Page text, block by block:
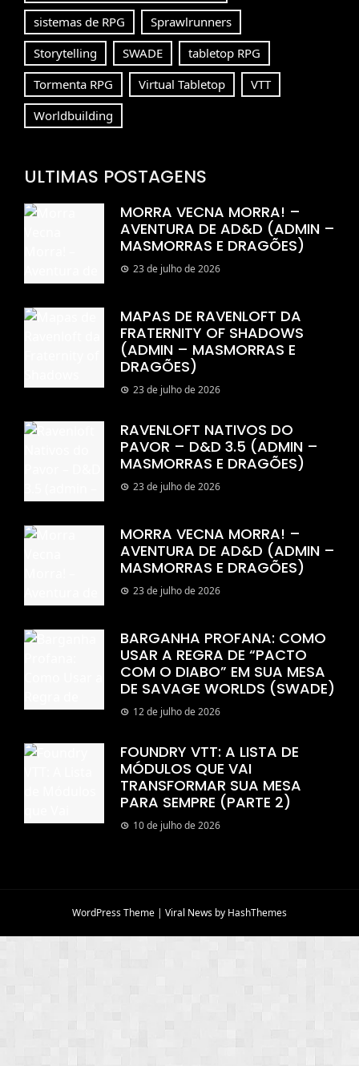
sistemas de RPG
Sprawlrunners
Storytelling
SWADE
tabletop RPG
Tormenta RPG
Virtual Tabletop
VTT
Worldbuilding
ULTIMAS POSTAGENS
MORRA VECNA MORRA! –
AVENTURA DE AD&D (ADMIN –
MASMORRAS E DRAGÕES)
23 de julho de 2026
MAPAS DE RAVENLOFT DA
FRATERNITY OF SHADOWS
(ADMIN – MASMORRAS E
DRAGÕES)
23 de julho de 2026
RAVENLOFT NATIVOS DO
PAVOR – D&D 3.5 (ADMIN –
MASMORRAS E DRAGÕES)
23 de julho de 2026
MORRA VECNA MORRA! –
AVENTURA DE AD&D (ADMIN –
MASMORRAS E DRAGÕES)
23 de julho de 2026
BARGANHA PROFANA: COMO
USAR A REGRA DE “PACTO
COM O DIABO” EM SUA MESA
DE SAVAGE WORLDS (SWADE)
12 de julho de 2026
FOUNDRY VTT: A LISTA DE
MÓDULOS QUE VAI
TRANSFORMAR SUA MESA
PARA SEMPRE (PARTE 2)
10 de julho de 2026
WordPress Theme | Viral News by HashThemes